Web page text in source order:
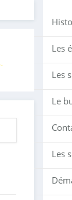
Les
Les
Le
Les